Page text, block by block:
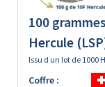
100
Hercule
Issu d un lot de 1000
Coffre :